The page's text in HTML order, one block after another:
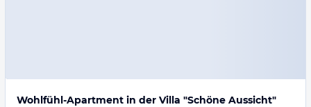
Wohlfühl-Apartment in der Villa "Schöne Aussicht"